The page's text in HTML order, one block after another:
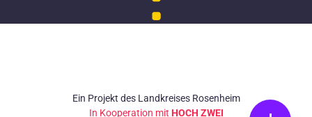
Ein Projekt des Landkreises Rosenheim
In Kooperation mit HOCH ZWEI